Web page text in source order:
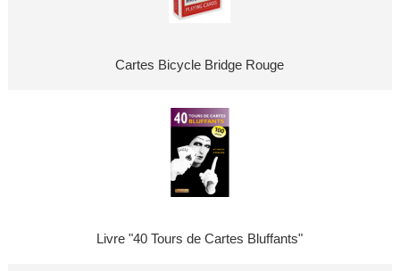
Cartes Bicycle Bridge Rouge
Livre "40 Tours de Cartes Bluffants"